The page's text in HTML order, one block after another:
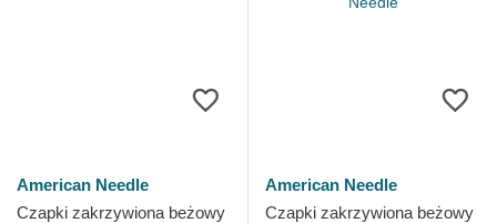
American Needle
Czapki zakrzywiona beżowy
American Needle
Czapki zakrzywiona beżowy